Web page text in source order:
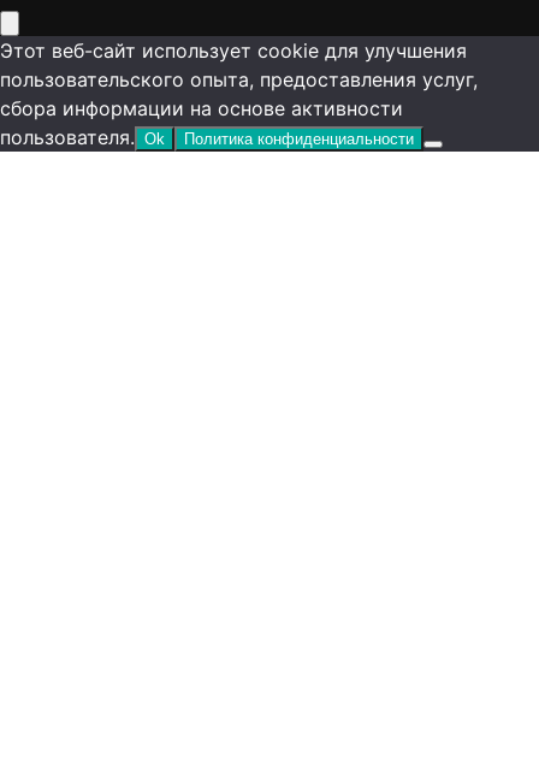
Этот веб-сайт использует cookie для улучшения
пользовательского опыта, предоставления услуг,
сбора информации на основе активности
пользователя. Ok Политика конфиденциальности